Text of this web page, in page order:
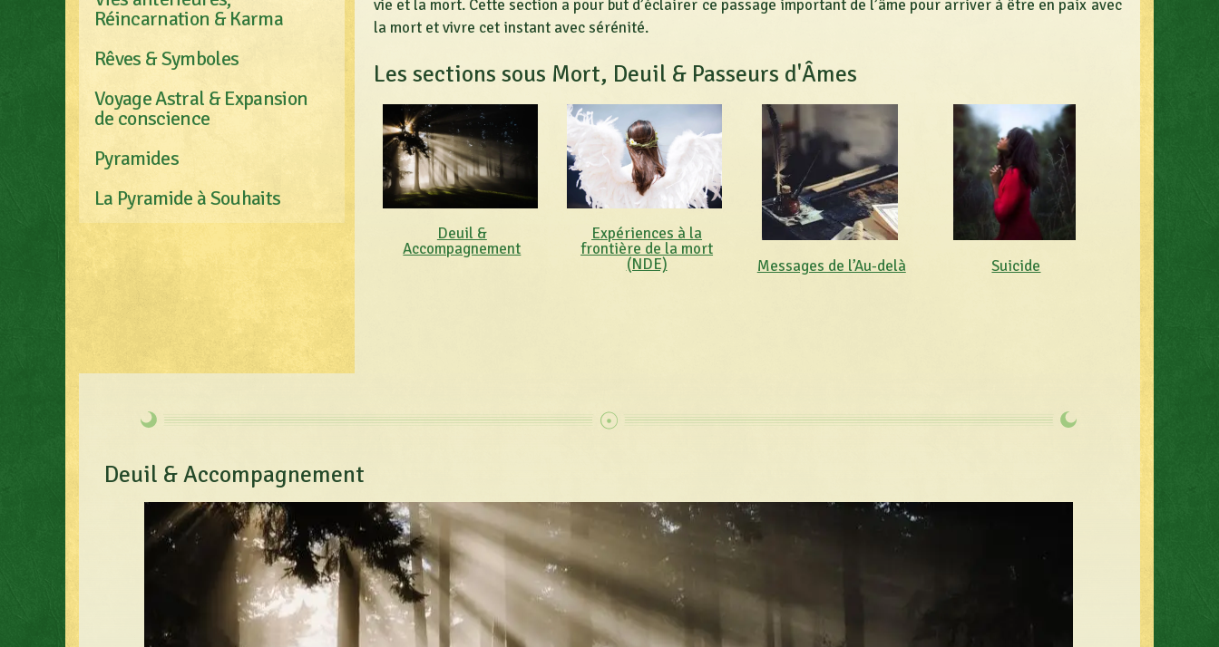
Réincarnation & Karma
Rêves & Symboles
Voyage Astral & Expansion
de conscience
Pyramides
La Pyramide à Souhaits
vie et la mort. Cette section a pour but d’éclairer ce passage important de l’âme pour arriver à être en paix avec
la mort et vivre cet instant avec sérénité.
Les sections sous Mort, Deuil & Passeurs d'Âmes
Deuil &
Accompagnement
Expériences à la
frontière de la mort
(NDE)
Messages de l’Au-delà Suicide
Deuil & Accompagnement